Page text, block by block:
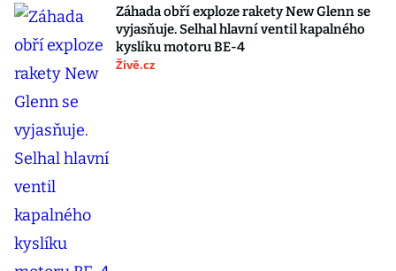
Záhada obří exploze rakety New Glenn se
vyjasňuje. Selhal hlavní ventil kapalného
kyslíku motoru BE-4
Živě.cz